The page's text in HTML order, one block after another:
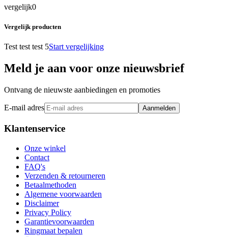
vergelijk0
Vergelijk producten
Test test test 5Start vergelijking
Meld je aan voor onze nieuwsbrief
Ontvang de nieuwste aanbiedingen en promoties
E-mail adres Aanmelden
Klantenservice
Onze winkel
Contact
FAQ's
Verzenden & retourneren
Betaalmethoden
Algemene voorwaarden
Disclaimer
Privacy Policy
Garantievoorwaarden
Ringmaat bepalen